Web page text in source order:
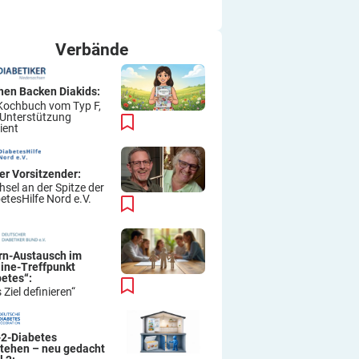
Verbände
Backen Diakids:
vom Typ F,
Vorsitzender:
an der Spitze der
Nord e.V.
Austausch im
Treffpunkt
Ziel definieren“
Diabetes
– neu gedacht